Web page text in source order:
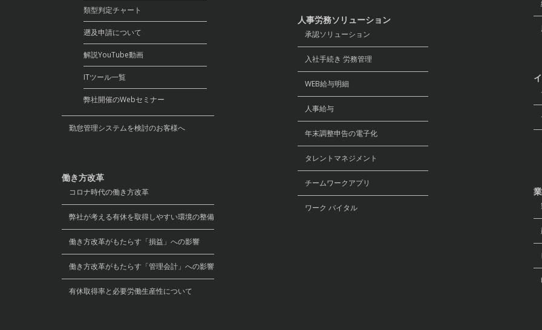
類型判定チャート
遡及申請について
解説YouTube動画
ITツール一覧
弊社開催のWebセミナー
勤怠管理システムを検討のお客様へ
働き方改革
コロナ時代の働き方改革
弊社が考える有休を取得しやすい環境の整備
働き方改革がもたらす「損益」への影響
働き方改革がもたらす「管理会計」への影響
有休取得率と必要労働生産性について
人事労務ソリューション
承認ソリューション
入社手続き 労務管理
WEB給与明細
人事給与
年末調整申告の電子化
タレントマネジメント
チームワークアプリ
ワーク バイタル